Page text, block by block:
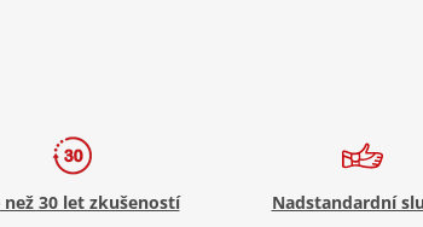
než 30 let zkušeností Nadstandardní